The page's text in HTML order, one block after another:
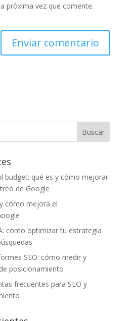
próxima vez que comente.
budget: qué es y cómo mejorar
de Google
cómo mejora el
cómo optimizar tu estrategia
SEO: cómo medir y
posicionamiento
frecuentes para SEO y